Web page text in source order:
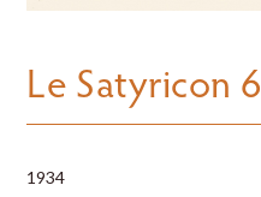
Le Satyricon 6
1934